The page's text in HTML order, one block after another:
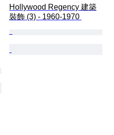
Hollywood Regency 建築
裝飾 (3) - 1960-1970